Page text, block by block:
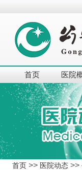
首页 医院
首页 >> 医院动态 >>